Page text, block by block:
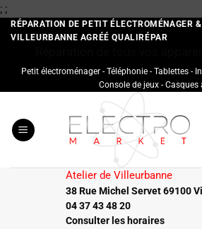
; ;Passer
au
contenu
RÉPARATION DE PETIT ÉLECTROMÉNAGER
VILLEURBANNE AGRÉÉ QUALIRÉPAR
Petit électroménager - Téléphonie - Tablettes -
Console de jeux - Casques
Atelier de Villeurbanne
38 Rue Michel Servet 69100
04 37 43 48 20
Consulter les horaires